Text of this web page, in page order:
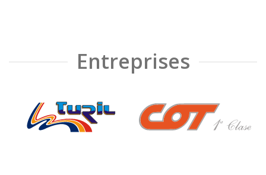
Entreprises
❮ ❯